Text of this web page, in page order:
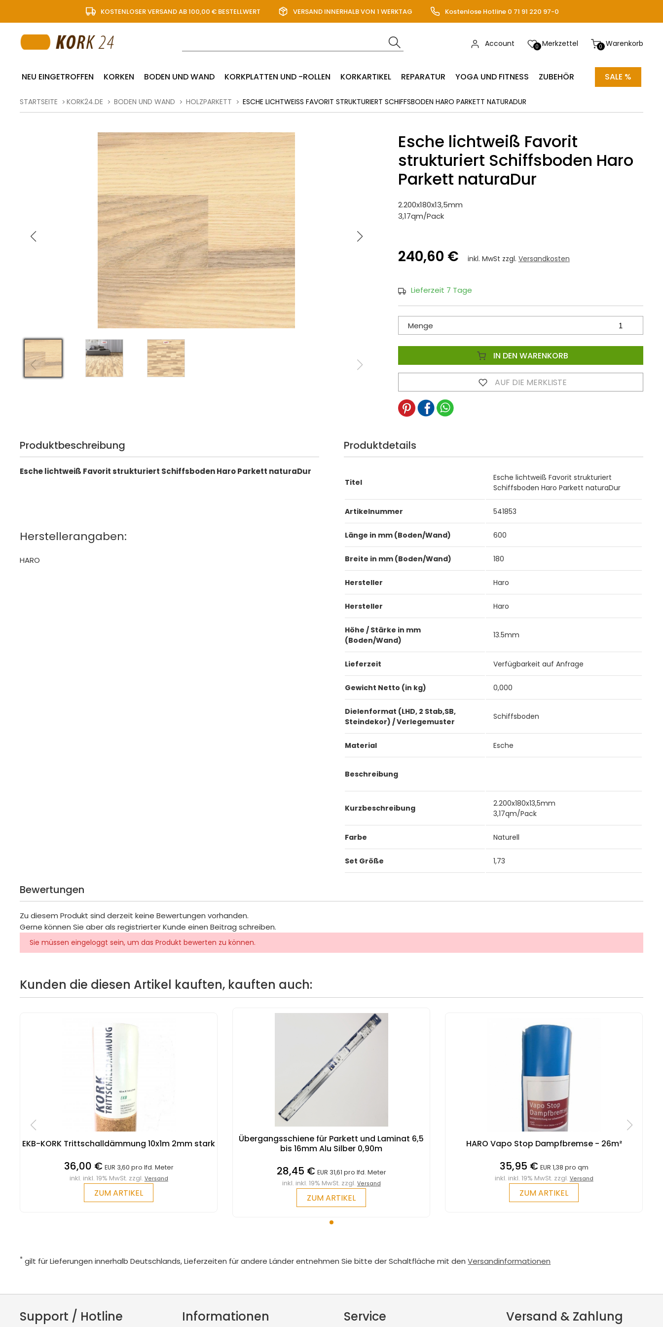
KOSTENLOSER VERSAND AB 100,00 € BESTELLWERT VERSAND INNERHALB VON 1 WERKTAG Kostenlose Hotline 0 71 91 220 97-0
0 Warenkorb
0 Merkzettel
Account
NEU EINGETROFFEN KORKEN BODEN UND WAND KORKPLATTEN UND -ROLLEN KORKARTIKEL REPARATUR YOGA UND FITNESS ZUBEHÖR SALE %
STARTSEITE KORK24.DE BODEN UND WAND HOLZPARKETT ESCHE LICHTWEISS FAVORIT STRUKTURIERT SCHIFFSBODEN HARO PARKETT NATURADUR
Esche lichtweiß Favorit
strukturiert Schiffsboden Haro
Parkett naturaDur
2.200x180x13,5mm
3,17qm/Pack
240,60 € inkl. MwSt zzgl. Versandkosten
Lieferzeit 7 Tage
Menge
IN DEN WARENKORB
AUF DIE MERKLISTE
Produktbeschreibung
Esche lichtweiß Favorit strukturiert Schiffsboden Haro Parkett naturaDur
Herstellerangaben:
HARO
Produktdetails
Titel
Esche lichtweiß Favorit strukturiert
Schiffsboden Haro Parkett naturaDur
Artikelnummer 541853
Länge in mm (Boden/Wand) 600
Breite in mm (Boden/Wand) 180
Hersteller Haro
Hersteller Haro
Höhe / Stärke in mm
(Boden/Wand)
13.5mm
Lieferzeit Verfügbarkeit auf Anfrage
Gewicht Netto (in kg) 0,000
Dielenformat (LHD, 2 Stab,SB,
Steindekor) / Verlegemuster
Schiffsboden
Material Esche
Beschreibung
Kurzbeschreibung
2.200x180x13,5mm
3,17qm/Pack
Farbe Naturell
Set Größe 1,73
Bewertungen
Zu diesem Produkt sind derzeit keine Bewertungen vorhanden.
Gerne können Sie aber als registrierter Kunde einen Beitrag schreiben.
Sie müssen eingeloggt sein, um das Produkt bewerten zu können.
Kunden die diesen Artikel kauften, kauften auch:
EKB-KORK Trittschalldämmung 10x1m 2mm stark
36,00 € EUR 3,60 pro lfd. Meter
inkl. inkl. 19% MwSt. zzgl. Versand
ZUM ARTIKEL
Übergangsschiene für Parkett und Laminat 6,5
bis 16mm Alu Silber 0,90m
28,45 € EUR 31,61 pro lfd. Meter
inkl. inkl. 19% MwSt. zzgl. Versand
ZUM ARTIKEL
HARO Vapo Stop Dampfbremse - 26m²
35,95 € EUR 1,38 pro qm
inkl. inkl. 19% MwSt. zzgl. Versand
ZUM ARTIKEL
* gilt für Lieferungen innerhalb Deutschlands, Lieferzeiten für andere Länder entnehmen Sie bitte der Schaltfläche mit denVersandinformationen
Support / Hotline Informationen Service Versand & Zahlung